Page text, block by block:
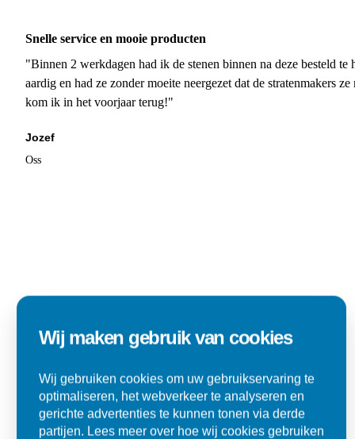
Snelle service en mooie producten
"Binnen 2 werkdagen had ik de stenen binnen na deze besteld
aardig en had ze zonder moeite neergezet dat de stratenmakers
kom ik in het voorjaar terug!"
Jozef
Oss
Wij maken gebruik van cookies
Wij gebruiken cookies om uw gebruikservaring te
optimaliseren, het webverkeer te analyseren en
gerichte advertenties te kunnen tonen via derde
partijen. Lees meer over hoe wij cookies gebruiken